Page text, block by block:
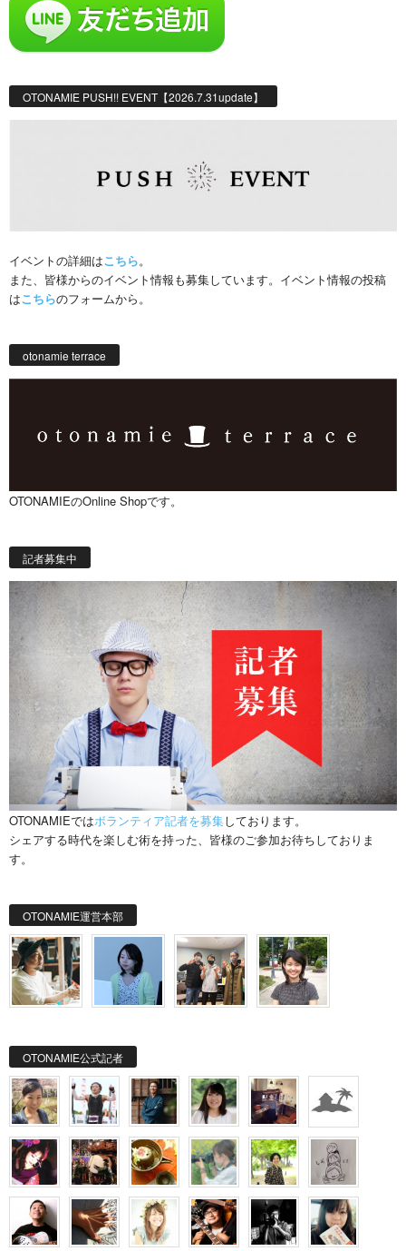
OTONAMIE PUSH!! EVENT【2026.7.31update】
イベントの詳細はこちら。
また、皆様からのイベント情報も募集しています。イベント情報の投稿
はこちらのフォームから。
otonamie terrace
OTONAMIEのOnline Shopです。
記者募集中
OTONAMIEではボランティア記者を募集しております。
シェアする時代を楽しむ術を持った、皆様のご参加お待ちしておりま
す。
OTONAMIE運営本部
OTONAMIE公式記者